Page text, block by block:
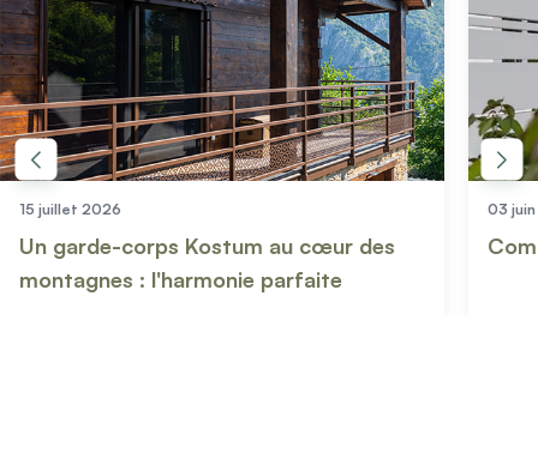
15 juillet 2026
Un garde-corps Kostum au cœur des
montagnes : l'harmonie parfaite
03